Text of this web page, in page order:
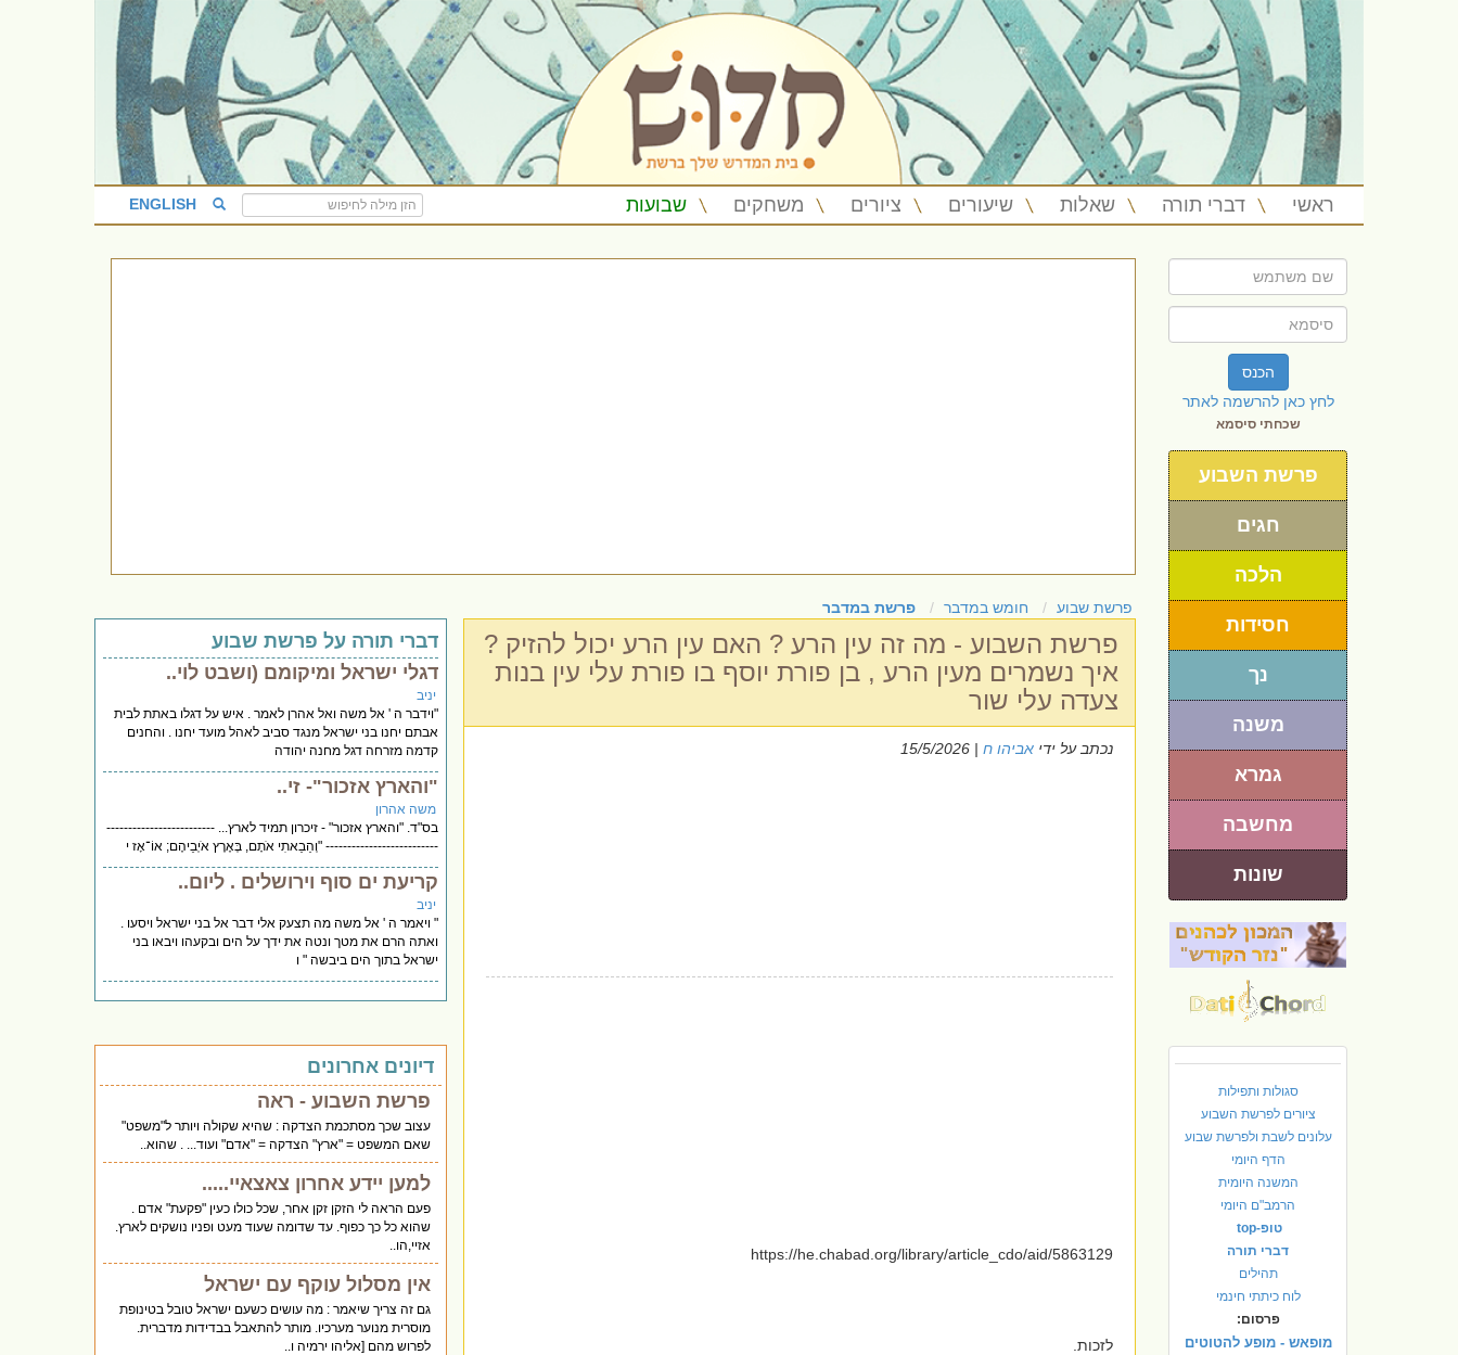
ראשי דברי תורה שאלות שיעורים ציורים משחקים שבועות ENGLISH
הכנס
לחץ כאן להרשמה לאתר
שכחתי סיסמא
פרשת השבוע
חגים
הלכה
חסידות
נך
משנה
גמרא
מחשבה
שונות
סגולות ותפילות
ציורים לפרשת השבוע
עלונים לשבת ולפרשת שבוע
הדף היומי
המשנה היומית
הרמב"ם היומי
טופ-top
דברי תורה
תהילים
לוח כיתתי חינמי
פרסום:
מופאש - מופע להטוטים
פרשת שבוע חומש במדבר פרשת במדבר
פרשת השבוע - מה זה עין הרע ? האם עין הרע יכול להזיק ?
איך נשמרים מעין הרע , בן פורת יוסף בו פורת עלי עין בנות
צעדה עלי שור
נכתב על ידי אביהו ח | 15/5/2026
https://he.chabad.org/library/article_cdo/aid/5863129
לזכות.
דברי תורה על פרשת שבוע
דגלי ישראל ומיקומם (ושבט לוי..
יניב
"וידבר ה ' אל משה ואל אהרן לאמר . איש על דגלו באתת לבית
אבתם יחנו בני ישראל מנגד סביב לאהל מועד יחנו . והחנים
קדמה מזרחה דגל מחנה יהודה
"והארץ אזכור"- זי..
משה אהרון
בס"ד. "והארץ אזכור" - זיכרון תמיד לארץ... -------------------------
-------------------------- "וְהֵבֵאתִי אֹתָם, בְּאֶרֶץ אֹיְבֵיהֶם; אוֹ־אָז י
קריעת ים סוף וירושלים . ליום..
יניב
" ויאמר ה ' אל משה מה תצעק אלי דבר אל בני ישראל ויסעו .
ואתה הרם את מטך ונטה את ידך על הים ובקעהו ויבאו בני
ישראל בתוך הים ביבשה " ו
דיונים אחרונים
פרשת השבוע - ראה
עצוב שכך מסתכמת הצדקה : שהיא שקולה ויותר ל"משפט"
שאם המשפט = "ארץ" הצדקה = "אדם" ועוד... . שהוא..
למען יידע אחרון צאצאיי.....
פעם הראה לי הזקן זקן אחר, שכל כולו כעין "פקעת" אדם .
שהוא כל כך כפוף. עד שדומה שעוד מעט ופניו נושקים לארץ.
אזיי,הו..
אין מסלול עוקף עם ישראל
גם זה צריך שיאמר : מה עושים כשעם ישראל טובל בטינופת
מוסרית מנוער מערכיו. מותר להתאבל בבדידות מדברית.
לפרוש מהם [אליהו ירמיה ו..